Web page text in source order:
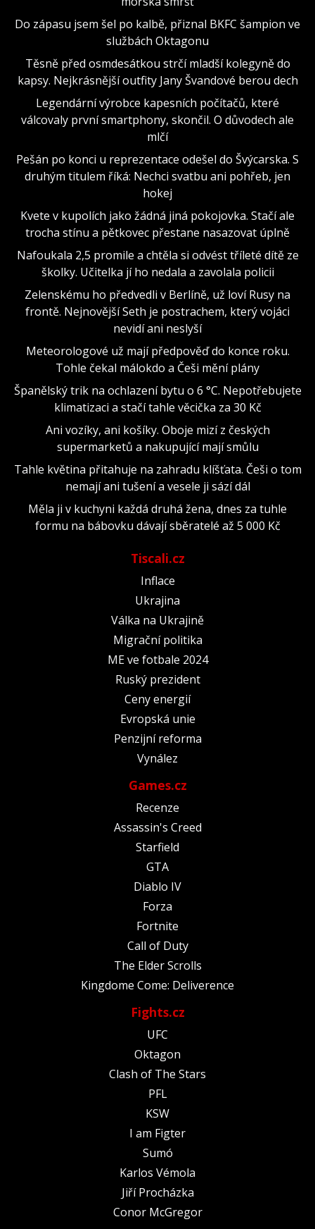
Do zápasu jsem šel po kalbě, přiznal BKFC šampion ve
službách Oktagonu
Těsně před osmdesátkou strčí mladší kolegyně do
kapsy. Nejkrásnější outfity Jany Švandové berou dech
Legendární výrobce kapesních počítačů, které
válcovaly první smartphony, skončil. O důvodech ale
mlčí
Pešán po konci u reprezentace odešel do Švýcarska. S
druhým titulem říká: Nechci svatbu ani pohřeb, jen
hokej
Kvete v kupolích jako žádná jiná pokojovka. Stačí ale
trocha stínu a pětkovec přestane nasazovat úplně
Nafoukala 2,5 promile a chtěla si odvést tříleté dítě ze
školky. Učitelka jí ho nedala a zavolala policii
Zelenskému ho předvedli v Berlíně, už loví Rusy na
frontě. Nejnovější Seth je postrachem, který vojáci
nevidí ani neslyší
Meteorologové už mají předpověď do konce roku.
Tohle čekal málokdo a Češi mění plány
Španělský trik na ochlazení bytu o 6 °C. Nepotřebujete
klimatizaci a stačí tahle věcička za 30 Kč
Ani vozíky, ani košíky. Oboje mizí z českých
supermarketů a nakupující mají smůlu
Tahle květina přitahuje na zahradu klíšťata. Češi o tom
nemají ani tušení a vesele ji sází dál
Měla ji v kuchyni každá druhá žena, dnes za tuhle
formu na bábovku dávají sběratelé až 5 000 Kč
Tiscali.cz
Inflace
Ukrajina
Válka na Ukrajině
Migrační politika
ME ve fotbale 2024
Ruský prezident
Ceny energií
Evropská unie
Penzijní reforma
Vynález
Games.cz
Recenze
Assassin's Creed
Starfield
GTA
Diablo IV
Forza
Fortnite
Call of Duty
The Elder Scrolls
Kingdome Come: Deliverence
Fights.cz
UFC
Oktagon
Clash of The Stars
PFL
KSW
I am Figter
Sumó
Karlos Vémola
Jiří Procházka
Conor McGregor